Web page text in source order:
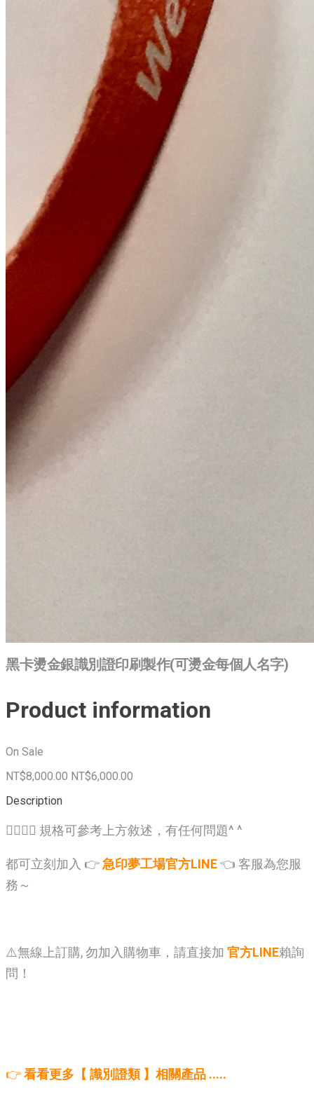
黑卡燙金銀識別證印刷製作(可燙金每個人名字)
Product information
On Sale
NT$8,000.00 NT$6,000.00
Description
🙋‍♂️🙋‍♂️ 規格可參考上方敘述，有任何問題^ ^
都可立刻加入 👉急印夢工場官方LINE👈 客服為您服
務～
⚠️無線上訂購, 勿加入購物車，請直接加 官方LINE賴詢
問！
👉看看更多【 識別證類 】相關產品 .....